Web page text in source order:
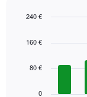
Diagramm
die
chart
bars.
0
80 €
160 €
240 €